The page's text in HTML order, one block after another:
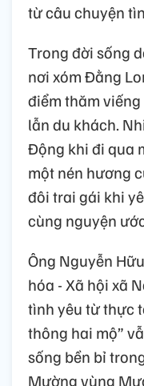
từ câu chuyện
Trong đời sống
nơi xóm Đằng
điểm thăm
lẫn du khách.
Động khi đi qua
một nén hương
đôi trai gái khi
cùng nguyện
Ông Nguyễn
hóa - Xã hội xã
tình yêu từ thực
thông hai mộ”
sống bền bỉ
Mường vùng